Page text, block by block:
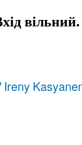
вільний.
Ireny